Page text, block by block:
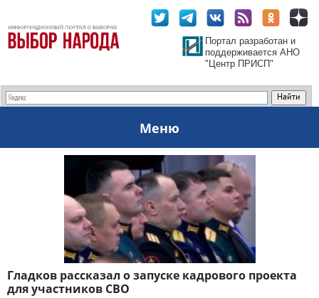
Портал разработан и
поддерживается АНО
"Центр ПРИСП"
Меню
Гладков рассказал о запуске кадрового проекта
для участников СВО